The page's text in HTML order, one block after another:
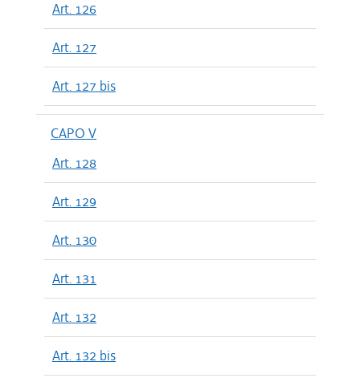
Art. 126
Art. 127
Art. 127 bis
CAPO V
Art. 128
Art. 129
Art. 130
Art. 131
Art. 132
Art. 132 bis